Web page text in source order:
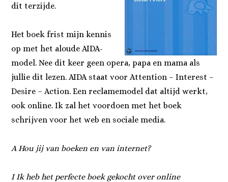
dit terzijde.
Het boek frist mijn kennis
op met het aloude AIDA-
model. Nee dit keer geen opera, papa en mama als
jullie dit lezen. AIDA staat voor Attention – Interest –
Desire – Action. Een reclamemodel dat altijd werkt,
ook online. Ik zal het voordoen met het boek
schrijven voor het web en sociale media.
A Hou jij van boeken en van internet?
I Ik heb het perfecte boek gekocht over online